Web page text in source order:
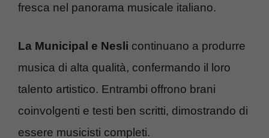
fresca nel panorama musicale italiano.
La Municipal e Nesli continuano a produrre
musica di alta qualità, confermando il loro
talento artistico. Entrambi offrono brani
coinvolgenti e testi ben scritti, dimostrando di
essere musicisti completi.